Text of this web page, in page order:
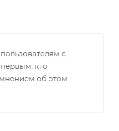
с
кто
об этом